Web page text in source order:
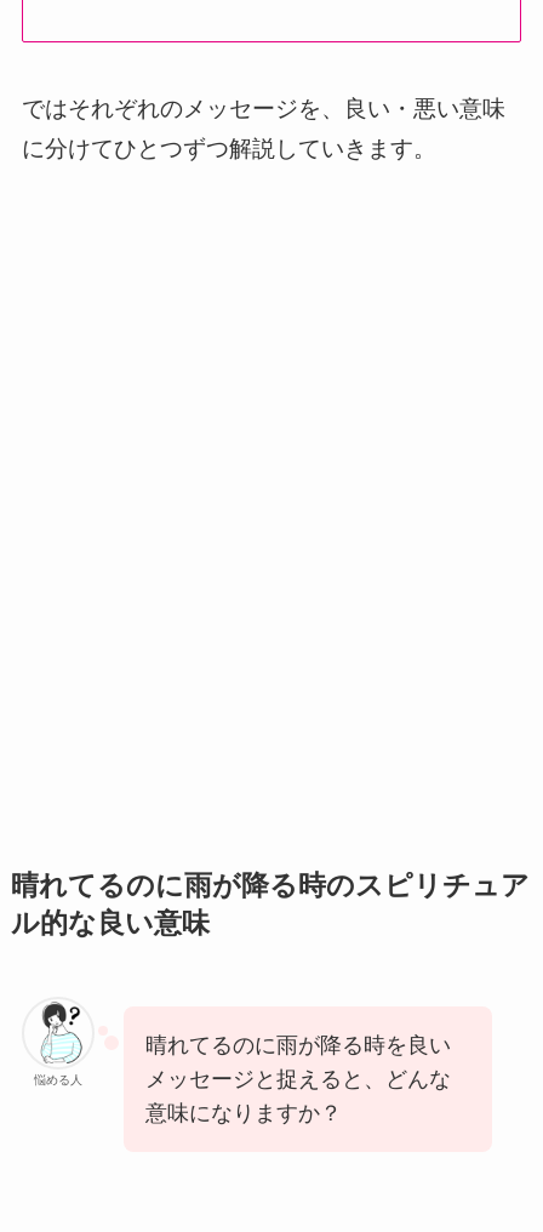
ではそれぞれのメッセージを、良い・悪い意味
に分けてひとつずつ解説していきます。
晴れてるのに雨が降る時のスピリチュア
ル的な良い意味
悩める人
晴れてるのに雨が降る時を良い
メッセージと捉えると、どんな
意味になりますか？